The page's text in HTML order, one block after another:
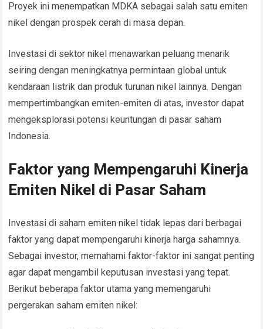
Proyek ini menempatkan MDKA sebagai salah satu emiten
nikel dengan prospek cerah di masa depan.
Investasi di sektor nikel menawarkan peluang menarik
seiring dengan meningkatnya permintaan global untuk
kendaraan listrik dan produk turunan nikel lainnya. Dengan
mempertimbangkan emiten-emiten di atas, investor dapat
mengeksplorasi potensi keuntungan di pasar saham
Indonesia.
Faktor yang Mempengaruhi Kinerja
Emiten Nikel di Pasar Saham
Investasi di saham emiten nikel tidak lepas dari berbagai
faktor yang dapat mempengaruhi kinerja harga sahamnya.
Sebagai investor, memahami faktor-faktor ini sangat penting
agar dapat mengambil keputusan investasi yang tepat.
Berikut beberapa faktor utama yang memengaruhi
pergerakan saham emiten nikel: